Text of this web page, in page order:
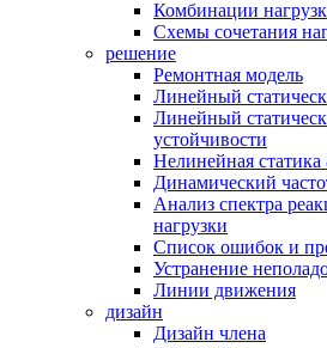
Комбинации
Схемы сочетания
решение
Ремонтная модель
Линейный
Линейный
устойчивости
Нелинейная статика
Динамический
Анализ спектра
нагрузки
Список ошибок и
Устранение
Линии движения
дизайн
Дизайн члена